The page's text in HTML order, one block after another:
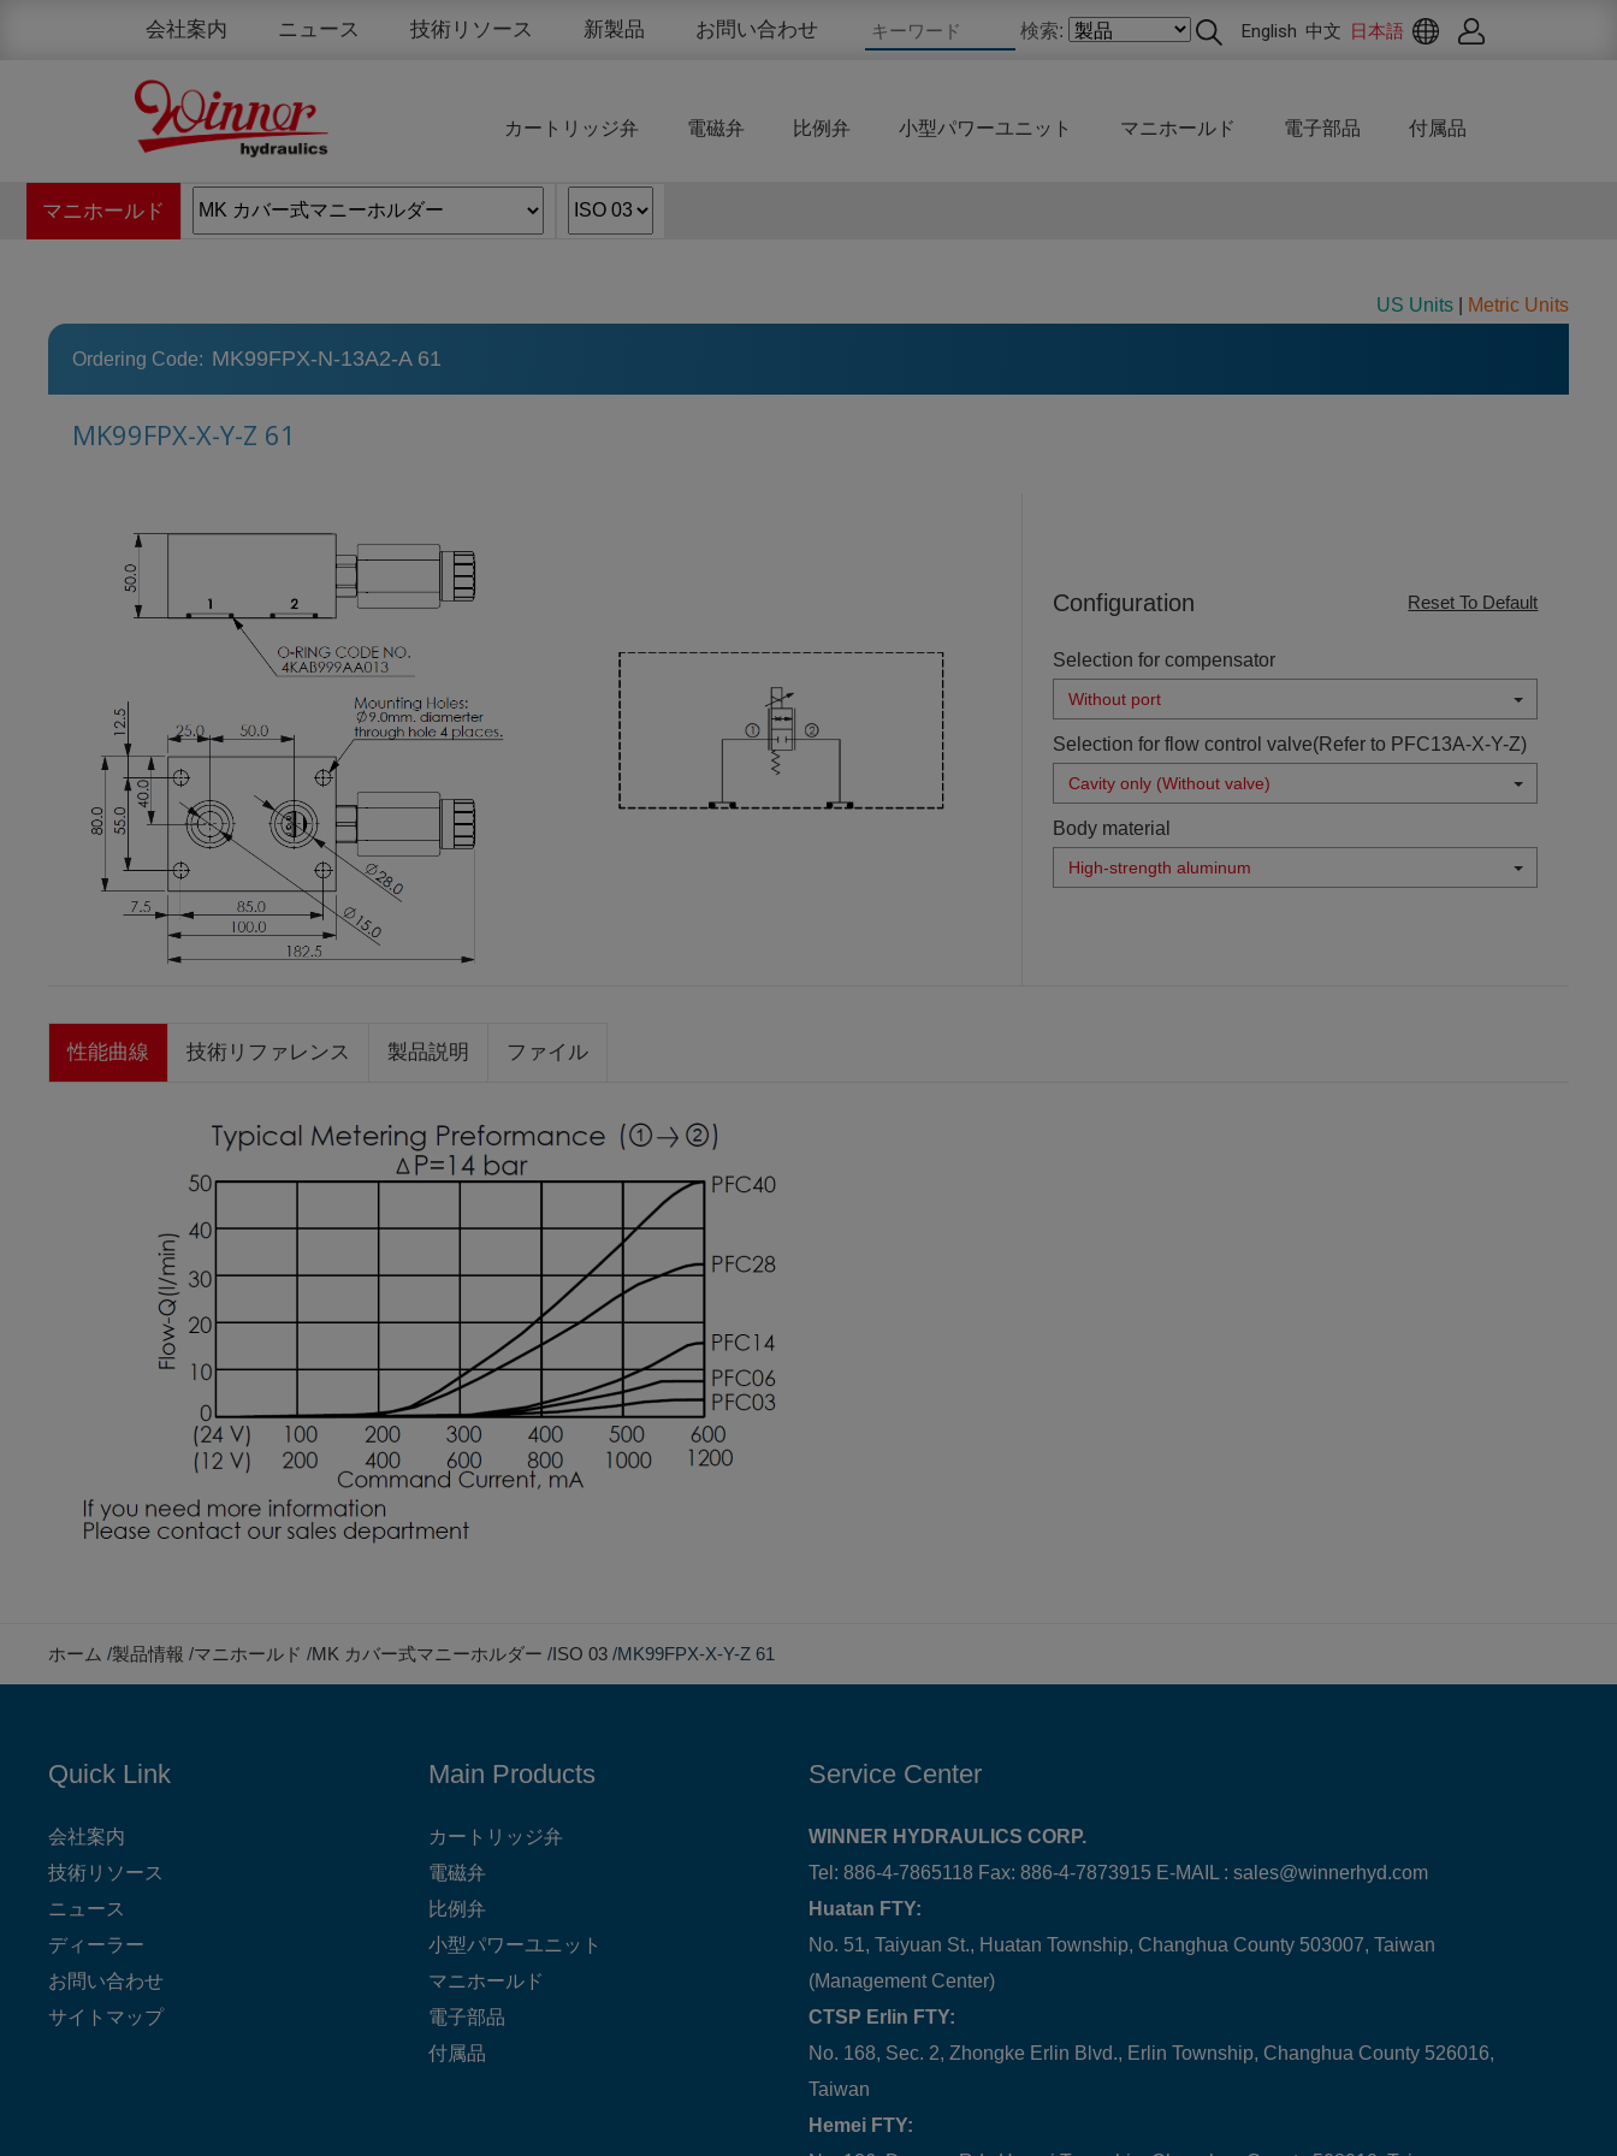
会社案内 ニュース 技術リソース 新製品 お問い合わせ 検索: English 中文 日本語
カートリッジ弁 電磁弁 比例弁 小型パワーユニット マニホールド 電子部品 付属品
マニホールド
US Units| Metric Units
Ordering Code: MK99FPX-N-13A2-A 61
MK99FPX-X-Y-Z 61
Configuration Reset To Default
Selection for compensator
Without port
Selection for flow control valve(Refer to PFC13A-X-Y-Z)
Cavity only (Without valve)
Body material
High-strength aluminum
性能曲線 技術リファレンス 製品説明 ファイル
ホーム 製品情報 マニホールド MK カバー式マニーホルダー ISO 03 MK99FPX-X-Y-Z 61
Quick Link
会社案内
技術リソース
ニュース
ディーラー
お問い合わせ
サイトマップ
Main Products
カートリッジ弁
電磁弁
比例弁
小型パワーユニット
マニホールド
電子部品
付属品
Service Center
WINNER HYDRAULICS CORP.
Tel: 886-4-7865118 Fax: 886-4-7873915 E-MAIL : sales@winnerhyd.com
Huatan FTY:
No. 51, Taiyuan St., Huatan Township, Changhua County 503007, Taiwan
(Management Center)
CTSP Erlin FTY:
No. 168, Sec. 2, Zhongke Erlin Blvd., Erlin Township, Changhua County 526016,
Taiwan
Hemei FTY:
クッキー利用の管理について